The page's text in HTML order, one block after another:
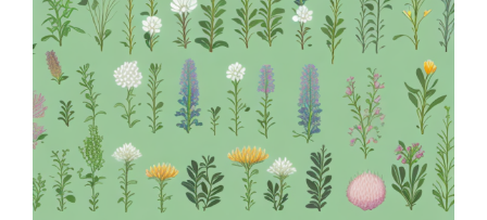
Bild